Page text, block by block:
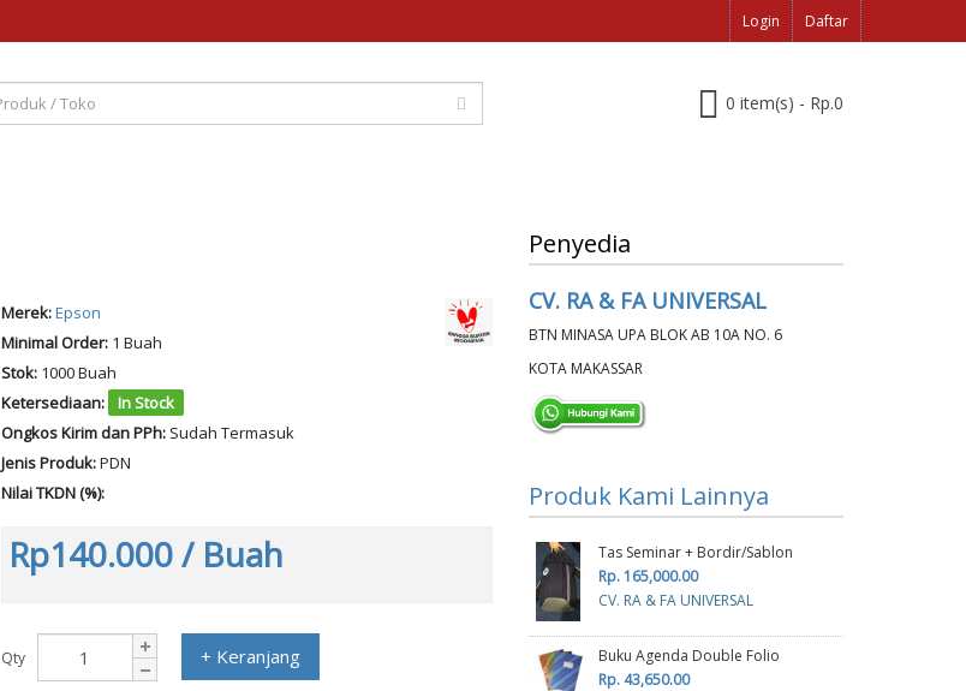
Login Daftar
0 item(s) - Rp.0
Merek:Epson
Minimal Order:1 Buah
Stok:1000 Buah
Ketersediaan:
In Stock
Ongkos Kirim dan PPh: Sudah Termasuk
Jenis Produk:PDN
Nilai TKDN (%):
Rp140.000/ Buah
Qty + Keranjang
Penyedia
CV. RA & FA UNIVERSAL
BTN MINASA UPA BLOK AB 10A NO. 6
KOTA MAKASSAR
Produk Kami Lainnya
Tas Seminar + Bordir/Sablon
Rp. 165,000.00
CV. RA & FA UNIVERSAL
Buku Agenda Double Folio
Rp. 43,650.00